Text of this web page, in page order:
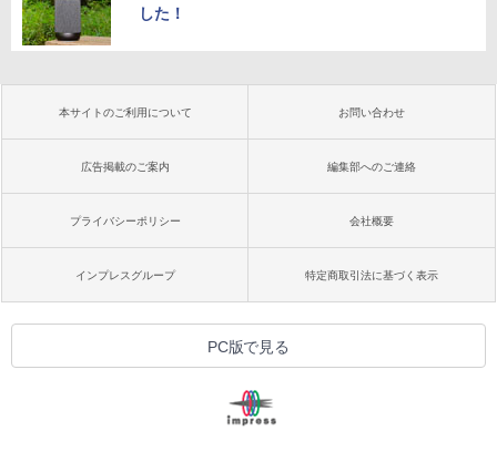
した！
本サイトのご利用について お問い合わせ
広告掲載のご案内 編集部へのご連絡
プライバシーポリシー 会社概要
インプレスグループ 特定商取引法に基づく表示
PC版で見る